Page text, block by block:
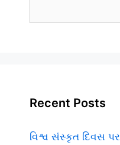
Recent Posts
વિશ્વ સંસ્કૃત દિવસ